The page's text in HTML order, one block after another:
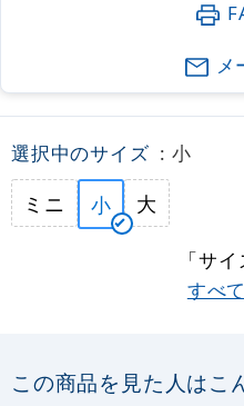
メ
選択中のサイズ : 小
ミニ 小 大
「サ
すべ
この商品を見た人はこ